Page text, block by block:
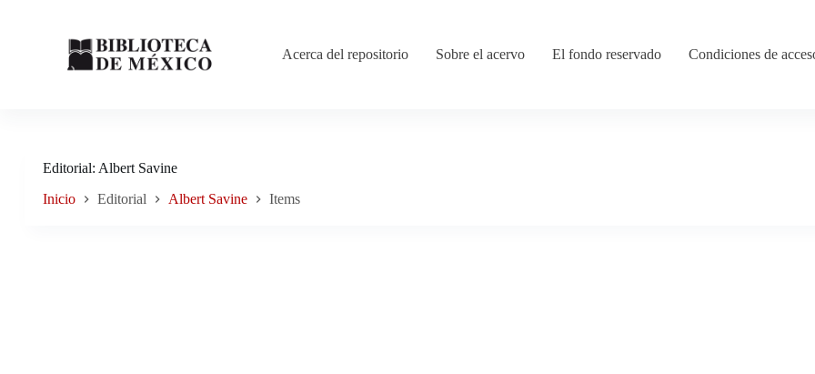
Acerca del repositorio
Sobre el acervo El fondo reservado Condiciones de
Editorial Albert Savine
Inicio Editorial Albert Savine Items